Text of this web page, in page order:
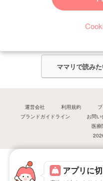
アプリに
ママリ編集部がみなさんのご意
ママリで読み
運営会社 利用規約
ブランドガイドライン
お問
医療